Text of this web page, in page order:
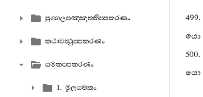
පුග‍්ගලපඤ‍්ඤත‍්තිප‍්පකරණං
කථාවත්‍ථුප‍්පකරණං
යමකප‍්පකරණං
1. මූලයමකං
499.
යො
500.
යො